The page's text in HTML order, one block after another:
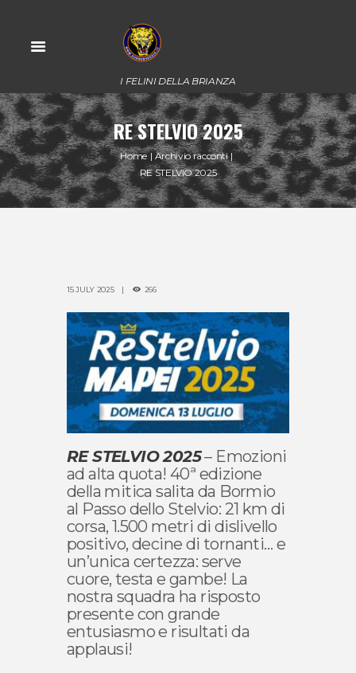
I FELINI DELLA BRIANZA
RE STELVIO 2025
Home
Archivio racconti
RE STELVIO 2025
15 JULY 2025 266
RE STELVIO 2025– Emozioni
ad alta quota! 40ª edizione
della mitica salita da Bormio
al Passo dello Stelvio: 21 km di
corsa, 1.500 metri di dislivello
positivo, decine di tornanti… e
un’unica certezza: serve
cuore, testa e gambe! La
nostra squadra ha risposto
presente con grande
entusiasmo e risultati da
applausi!